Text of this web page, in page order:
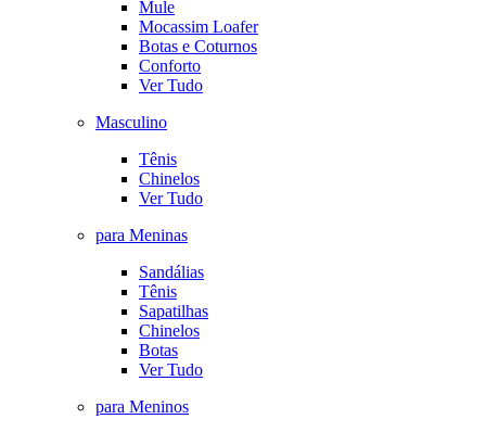
Mule
Mocassim Loafer
Botas e Coturnos
Conforto
Ver Tudo
Masculino
Tênis
Chinelos
Ver Tudo
para Meninas
Sandálias
Tênis
Sapatilhas
Chinelos
Botas
Ver Tudo
para Meninos